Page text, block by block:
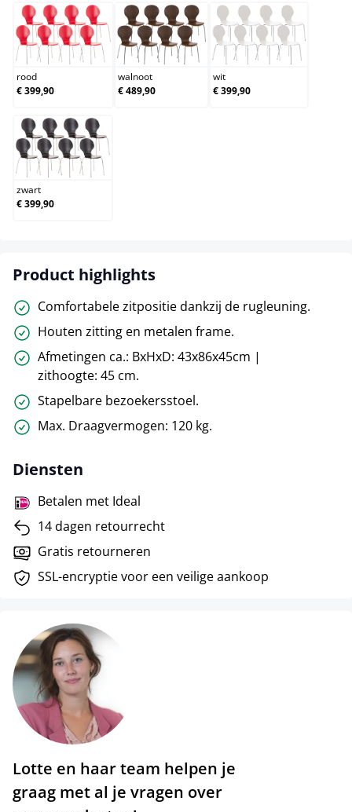
rood
rood
€ 399,90
walnoot
walnoot
€ 489,90
wit
wit
€ 399,90
zwart
zwart
€ 399,90
Product highlights
Comfortabele zitpositie dankzij de rugleuning.
Houten zitting en metalen frame.
Afmetingen ca.: BxHxD: 43x86x45cm |
zithoogte: 45 cm.
Stapelbare bezoekersstoel.
Max. Draagvermogen: 120 kg.
Diensten
Betalen met Ideal
14 dagen retourrecht
Gratis retourneren
SSL-encryptie voor een veilige aankoop
Lotte en haar team helpen je
graag met al je vragen over